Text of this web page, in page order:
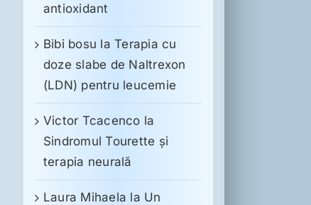
antioxidant
Bibi bosu laTerapia cu
doze slabe de Naltrexon
(LDN) pentru leucemie
Victor Tcacenco la
Sindromul Tourette şi
terapia neurală
Laura Mihaela la Un